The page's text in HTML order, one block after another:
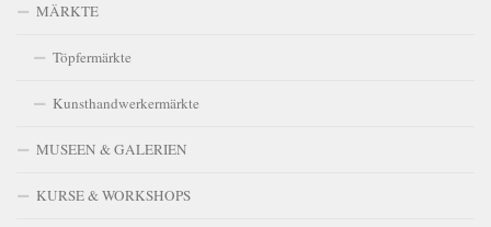
MÄRKTE
Töpfermärkte
Kunsthandwerkermärkte
MUSEEN & GALERIEN
KURSE & WORKSHOPS